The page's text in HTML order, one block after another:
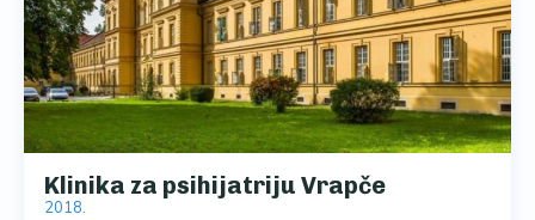
Klinika za psihijatriju Vrapče
2018.